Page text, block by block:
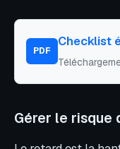
PDF
Checklist
Gérer le risque